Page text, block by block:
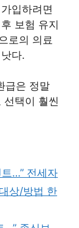
입하려면
보험 유지
로의 의료
다.
급은 정말
선택이 훨씬
…” 전세자
상/방법 한